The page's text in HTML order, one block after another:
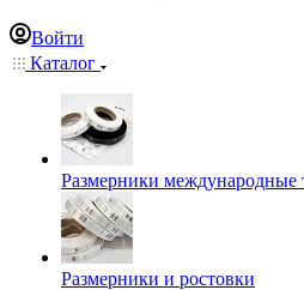
Войти
Каталог
Размерники международные
Размерники и ростовки